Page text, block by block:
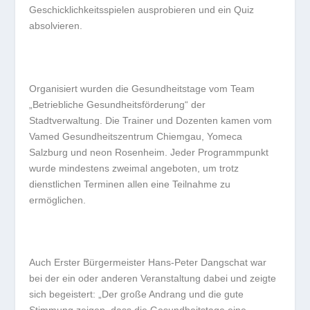
Geschicklichkeitsspielen ausprobieren und ein Quiz
absolvieren.
Organisiert wurden die Gesundheitstage vom Team
„Betriebliche Gesundheitsförderung“ der
Stadtverwaltung. Die Trainer und Dozenten kamen vom
Vamed Gesundheitszentrum Chiemgau, Yomeca
Salzburg und neon Rosenheim. Jeder Programmpunkt
wurde mindestens zweimal angeboten, um trotz
dienstlichen Terminen allen eine Teilnahme zu
ermöglichen.
Auch Erster Bürgermeister Hans-Peter Dangschat war
bei der ein oder anderen Veranstaltung dabei und zeigte
sich begeistert: „Der große Andrang und die gute